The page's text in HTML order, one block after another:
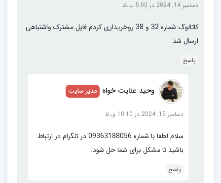
دسامبر 14, 2024 در 5:00 ب.ظ
کاتالوگ شماره 32 و 38 روخریداری کردم فایل مشترک واشتباهی
ارسال شد
پاسخ
وحید عنایت خواه مدیر سایت
دسامبر 15, 2024 در 10:10 ق.ظ
سلام لطفا با شماره 09363188056 در تلگرام در ارتباط
باشید تا مشکل برای شما حل شود.
پاسخ